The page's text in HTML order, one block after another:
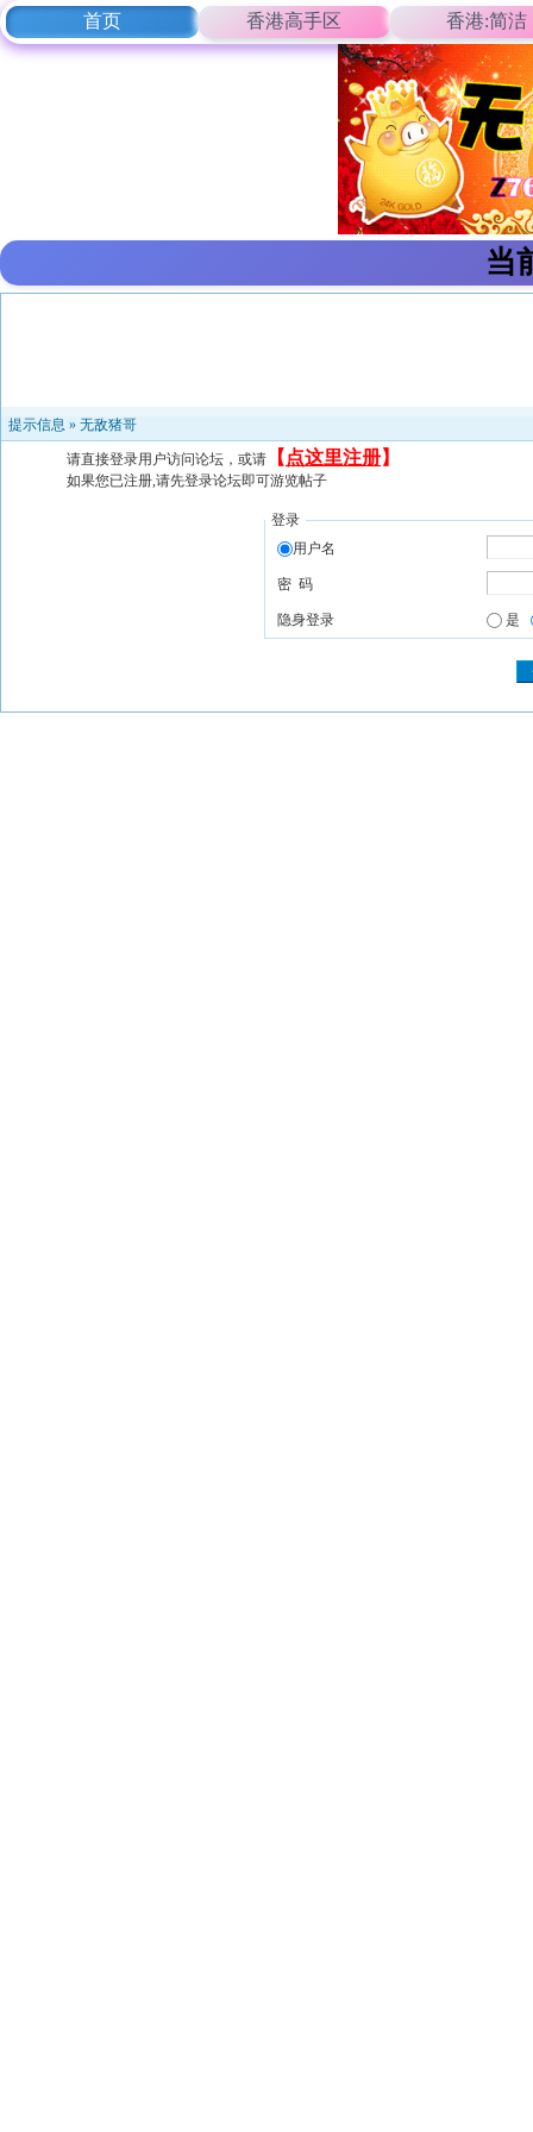
首页 香港高手区 香港:简洁
当
提示信息 » 无敌猪哥
请直接登录用户访问论坛，或请 【 点这里注册】
如果您已注册,请先登录论坛即可游览帖子
登录
用户名
密 码
隐身登录 是